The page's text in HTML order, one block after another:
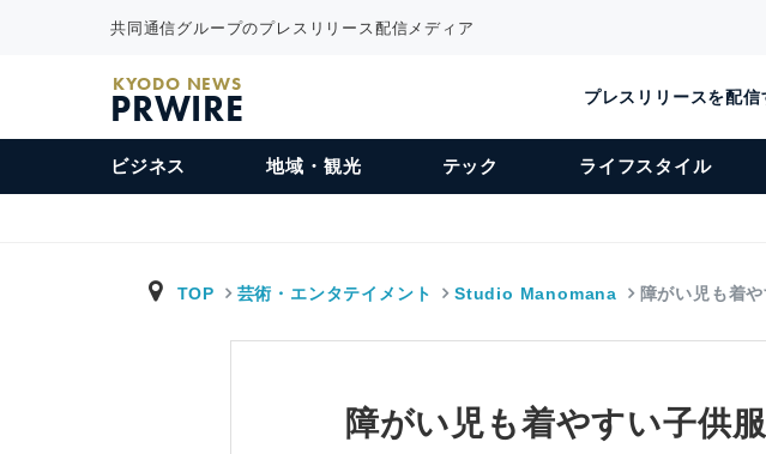
共同通信グループのプレスリリース配信メディア
KYODO NEWS
PRWIRE プレスリリースを配信
ビジネス 地域・観光 テック ライフスタイル
TOP 芸術・エンタテイメント Studio Manomana 障がい児も着
障がい児も着やすい子供